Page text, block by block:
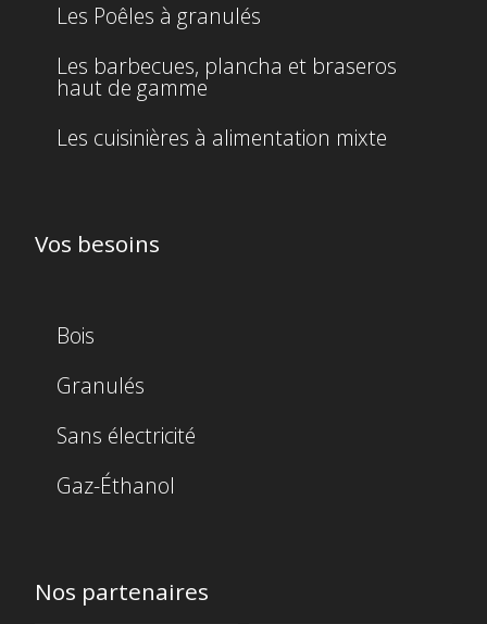
Les Poêles à granulés
Les barbecues, plancha et braseros
haut de gamme
Les cuisinières à alimentation mixte
Vos besoins
Bois
Granulés
Sans électricité
Gaz-Éthanol
Nos partenaires